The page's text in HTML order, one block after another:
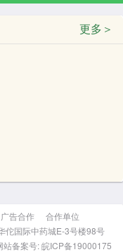
更多＞
广告合作
合作单位
佗国际中药城E-3号楼98号
备案号: 皖ICP备19000175